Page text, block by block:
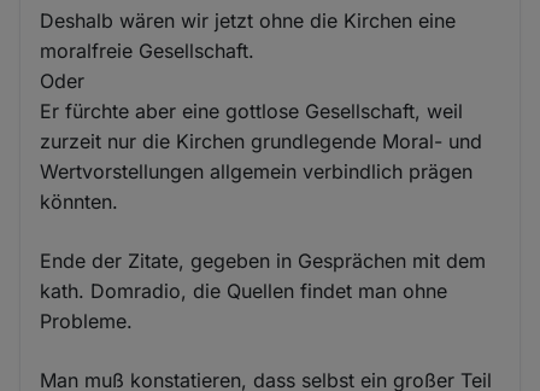
Deshalb wären wir jetzt ohne die Kirchen eine
moralfreie Gesellschaft.
Oder
Er fürchte aber eine gottlose Gesellschaft, weil
zurzeit nur die Kirchen grundlegende Moral- und
Wertvorstellungen allgemein verbindlich prägen
könnten.
Ende der Zitate, gegeben in Gesprächen mit dem
kath. Domradio, die Quellen findet man ohne
Probleme.
Man muß konstatieren, dass selbst ein großer Teil